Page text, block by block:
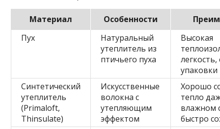
Материал Особенности
Пух
Натуральный
утеплитель из
птичьего пуха
Высокая
упаковки
Синтетический
утеплитель
(Primaloft,
Thinsulate)
Искусственные
волокна с
утепляющим
эффектом
Хорошо
тепло
влажном
быстро